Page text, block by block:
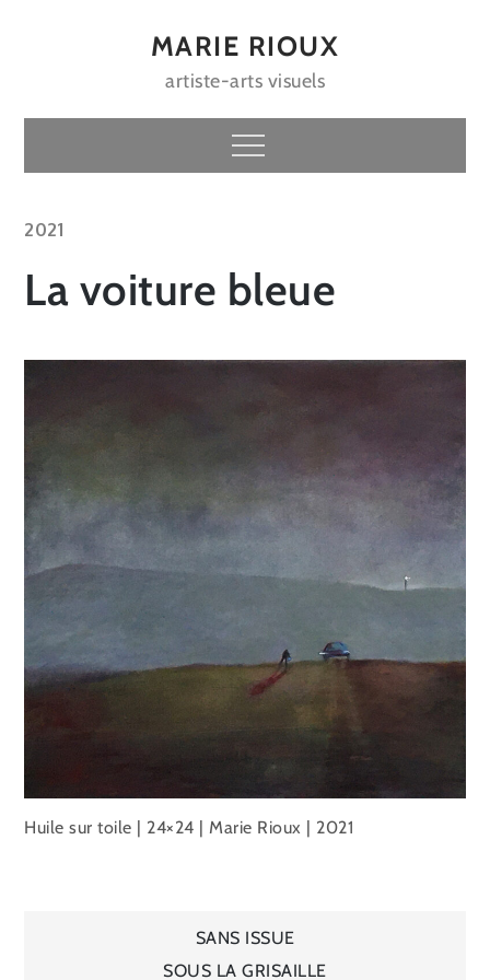
MARIE RIOUX
artiste-arts visuels
Menu
2021
La voiture bleue
Huile sur toile | 24×24 | Marie Rioux | 2021
Navigation
SANS ISSUE
SOUS LA GRISAILLE